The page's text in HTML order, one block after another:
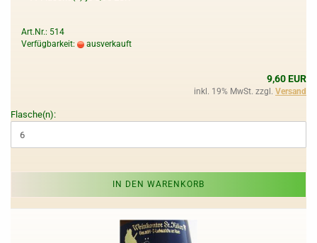
Art.Nr.: 514
Verfügbarkeit:
ausverkauft
9,60 EUR
inkl. 19% MwSt. zzgl. Versand
Flasche(n):
IN DEN WARENKORB